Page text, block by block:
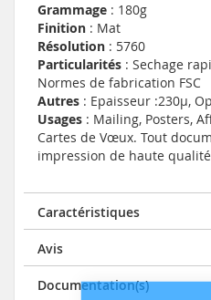
Grammage : 180g
Finition : Mat
Résolution : 5760
Particularités : Sechage
Normes de fabrication FSC
Autres : Epaisseur :230µ,
Usages : Mailing, Posters,
Cartes de Vœux. Tout
impression de haute
Caractéristiques
Avis
Documentation(s)